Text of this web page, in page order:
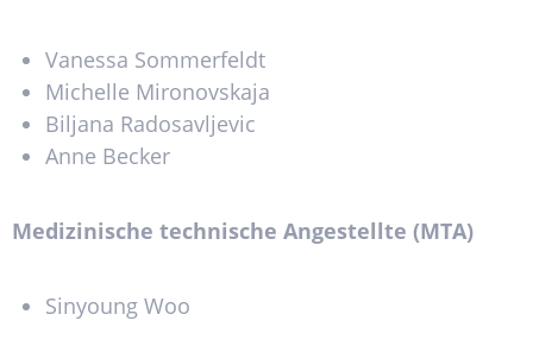
Vanessa Sommerfeldt
Michelle Mironovskaja
Biljana Radosavljevic
Anne Becker
Medizinische technische Angestellte (MTA)
Sinyoung Woo